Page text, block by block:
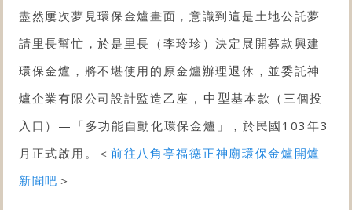
盡然屢次夢見環保金爐畫面，意識到這是土地公託夢
請里長幫忙，於是里長（李玲珍）決定展開募款興建
環保金爐，將不堪使用的原金爐辦理退休，並委託神
爐企業有限公司設計監造乙座 ，中型基本款 （三個投
入口）—「多功能自動化環保金爐 」，於民國103年3
月正式啟用。＜ 前往八角亭福德正神廟環保金爐開爐
新聞吧 ＞